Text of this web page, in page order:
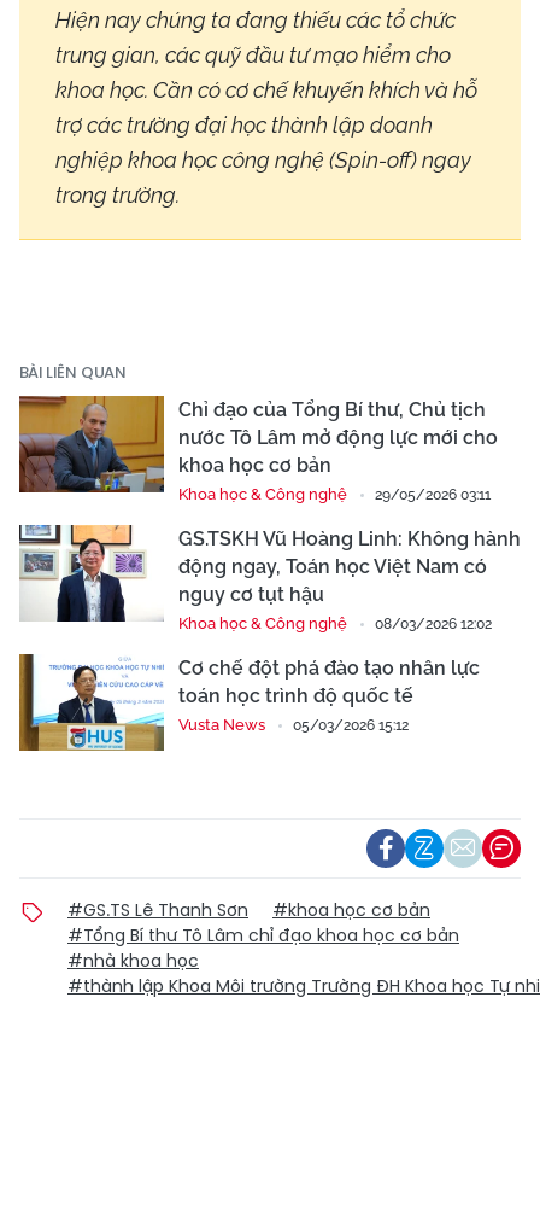
Hiện nay chúng ta đang thiếu các tổ chức
trung gian, các quỹ đầu tư mạo hiểm cho
khoa học. Cần có cơ chế khuyến khích và hỗ
trợ các trường đại học thành lập doanh
nghiệp khoa học công nghệ (Spin-off) ngay
trong trường.
BÀI LIÊN QUAN
Chỉ đạo của Tổng Bí thư, Chủ tịch
nước Tô Lâm mở động lực mới cho
khoa học cơ bản
Khoa học & Công nghệ 29/05/2026 03:11
GS.TSKH Vũ Hoàng Linh: Không hành
động ngay, Toán học Việt Nam có
nguy cơ tụt hậu
Khoa học & Công nghệ 08/03/2026 12:02
Cơ chế đột phá đào tạo nhân lực
toán học trình độ quốc tế
Vusta News 05/03/2026 15:12
#GS.TS Lê Thanh Sơn
#khoa học cơ bản
#Tổng Bí thư Tô Lâm chỉ đạo khoa học cơ bản
#nhà khoa học
#thành lập Khoa Môi trường Trường ĐH Khoa học Tự